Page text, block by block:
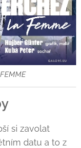
si zavolat
datu a to z